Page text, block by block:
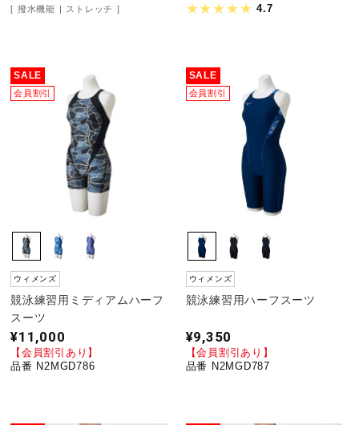
撥水機能 ストレッチ
4.7
SALE
会員割引
ウィメンズ
競泳練習用ミディアムハーフ
スーツ
¥11,000
【会員割引あり】
品番 N2MGD786
SALE
会員割引
ウィメンズ
競泳練習用ハーフスーツ
¥9,350
【会員割引あり】
品番 N2MGD787